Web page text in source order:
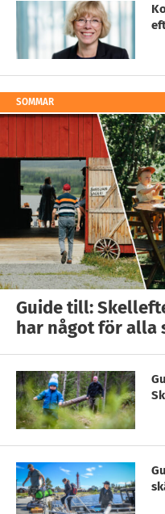
SOMMAR
Guide till:
har något för alla